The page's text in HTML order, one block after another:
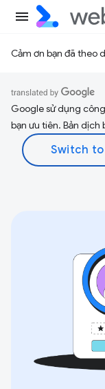
Cảm ơn bạn đã theo
Google sử dụng
bạn ưu tiên. Bản dịch